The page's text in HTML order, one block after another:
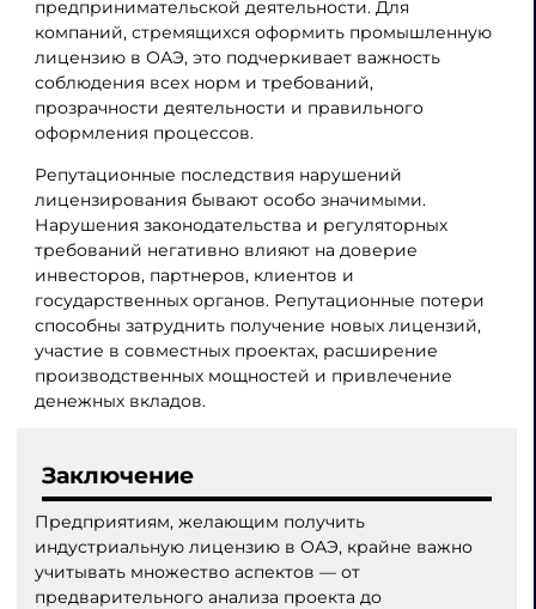
предпринимательской деятельности. Для
компаний, стремящихся оформить промышленную
лицензию в ОАЭ, это подчеркивает важность
соблюдения всех норм и требований,
прозрачности деятельности и правильного
оформления процессов.
Репутационные последствия нарушений
лицензирования бывают особо значимыми.
Нарушения законодательства и регуляторных
требований негативно влияют на доверие
инвесторов, партнеров, клиентов и
государственных органов. Репутационные потери
способны затруднить получение новых лицензий,
участие в совместных проектах, расширение
производственных мощностей и привлечение
денежных вкладов.
Заключение
Предприятиям, желающим получить
индустриальную лицензию в ОАЭ, крайне важно
учитывать множество аспектов — от
предварительного анализа проекта до